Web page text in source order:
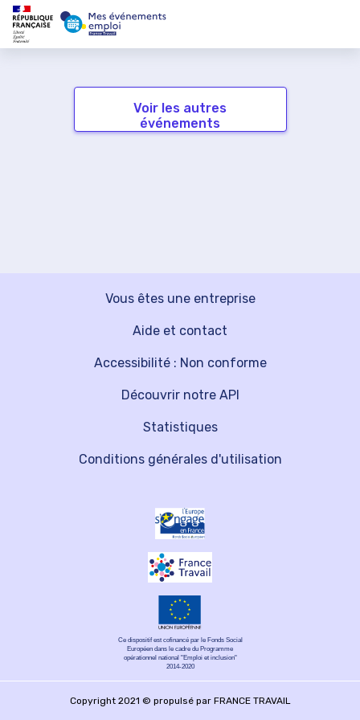
Voir les autres
événements
Vous êtes une entreprise
Découvrir notre API
Aide et contact
Statistiques
Accessibilité : Non conforme
Conditions générales d'utilisation
Ce dispositif est cofinancé par le Fonds Social
Européen dans le cadre du Programme
opérationnel national "Emploi et inclusion"
2014-2020
Copyright 2021 © propulsé par FRANCE TRAVAIL